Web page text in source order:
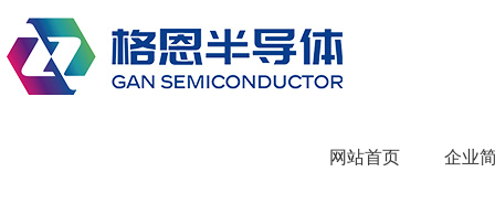
网站首页 企业